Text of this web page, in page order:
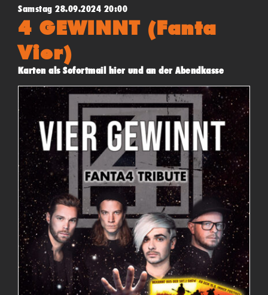
Samstag 28.09.2024 20:00
4 GEWINNT (Fanta
Vier)
Karten als Sofortmail hier und an der Abendkasse